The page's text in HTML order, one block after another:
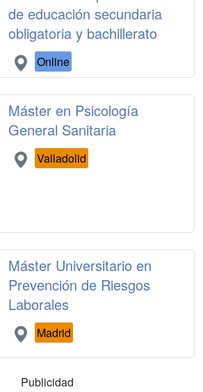
de educación secundaria
obligatoria y bachillerato
Online
Máster en Psicología
General Sanitaria
Valladolid
Máster Universitario en
Prevención de Riesgos
Laborales
Madrid
Publicidad